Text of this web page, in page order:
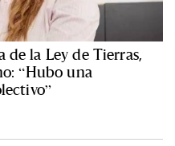
de la Ley de Tierras,
“Hubo una